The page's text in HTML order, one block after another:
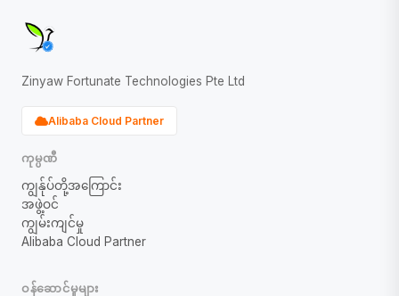
Zinyaw Fortunate Technologies Pte Ltd
Alibaba Cloud Partner
ကုမ္ပဏီ
ကျွန်ုပ်တို့အကြောင်း
အဖွဲ့ဝင်
ကျွမ်းကျင်မှု
Alibaba Cloud Partner
ဝန်ဆောင်မှုများ